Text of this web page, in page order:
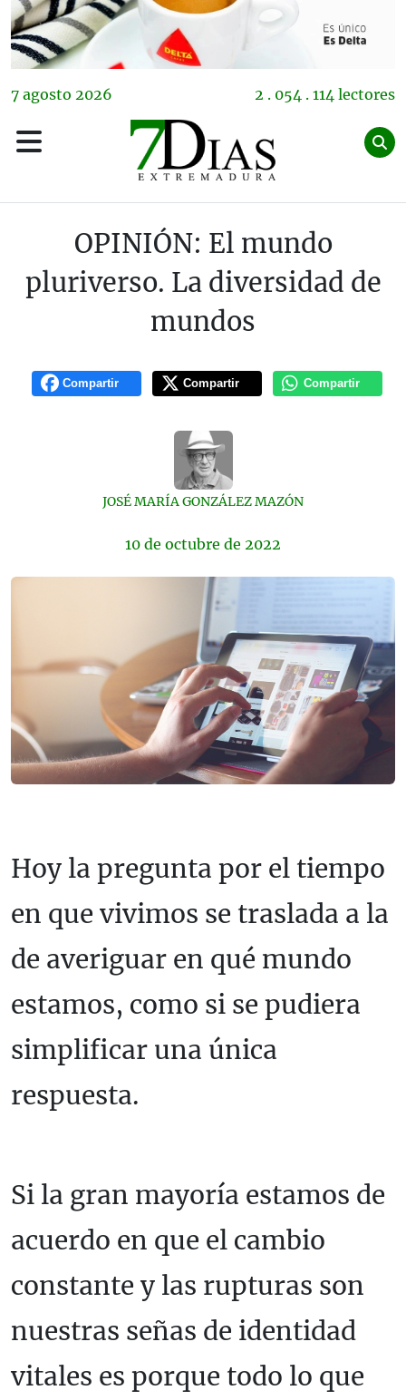
7 agosto 2026 2 . 054 . 114 lectores
OPINIÓN: El mundo
pluriverso. La diversidad de
mundos
Compartir Compartir Compartir
JOSÉ MARÍA GONZÁLEZ MAZÓN
10 de octubre de 2022
Hoy la pregunta por el tiempo
en que vivimos se traslada a la
de averiguar en qué mundo
estamos, como si se pudiera
simplificar una única
respuesta.
Si la gran mayoría estamos de
acuerdo en que el cambio
constante y las rupturas son
nuestras señas de identidad
vitales es porque todo lo que